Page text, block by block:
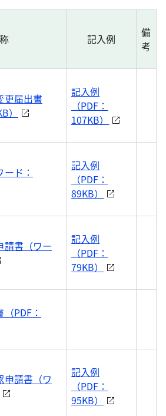
記入例
備
考
更届出書
）
記入例
（PDF：
107KB）
ド：
記入例
（PDF：
89KB）
請書（ワー
記入例
（PDF：
79KB）
PDF：
申請書（ワ
記入例
（PDF：
95KB）